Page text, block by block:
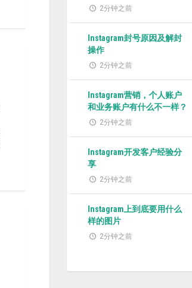
2分钟之前
Instagram封号原因及解封
操作
2分钟之前
Instagram营销，个人账户
和业务账户有什么不一样？
2分钟之前
Instagram开发客户经验分
享
2分钟之前
Instagram上到底要用什么
样的图片
2分钟之前